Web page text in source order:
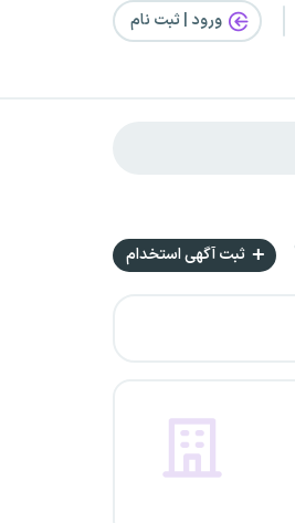
ورود | ثبت‌ نام
ثبت آگهی استخدام